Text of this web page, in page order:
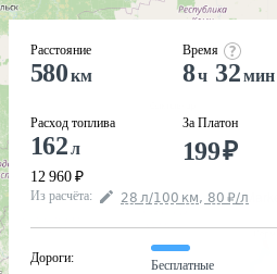
Расстояние
580км
Расход топлива
162л
12 960 ₽
Время
8ч 32мин
За Платон
199₽
Из расчёта: 28 л/100 км, 80 ₽/л
Дороги:
Бесплатные